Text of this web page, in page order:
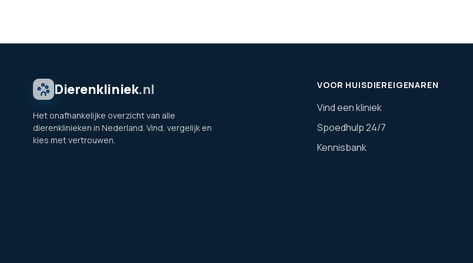
Dierenkliniek.nl
Het onafhankelijke overzicht van alle
dierenklinieken in Nederland. Vind, vergelijk en
kies met vertrouwen.
VOOR HUISDIEREIGENAREN
Vind een kliniek
Spoedhulp 24/7
Kennisbank